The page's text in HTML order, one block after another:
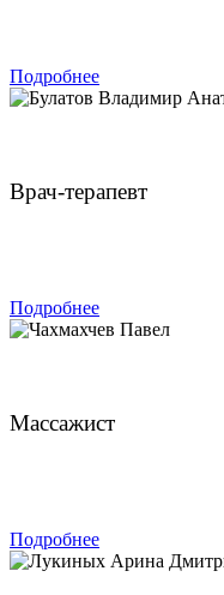
Подробнее
Врач-терапевт
Подробнее
Массажист
Подробнее